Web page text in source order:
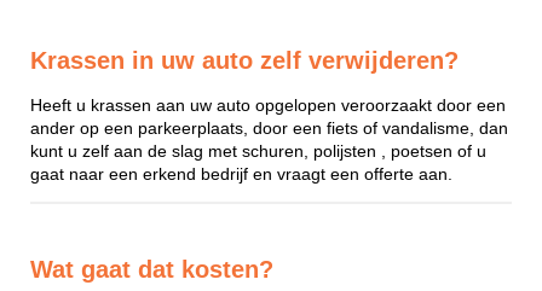
Krassen in uw auto zelf verwijderen?
Heeft u krassen aan uw auto opgelopen veroorzaakt door een
ander op een parkeerplaats, door een fiets of vandalisme, dan
kunt u zelf aan de slag met schuren, polijsten , poetsen of u
gaat naar een erkend bedrijf en vraagt een offerte aan.
Wat gaat dat kosten?